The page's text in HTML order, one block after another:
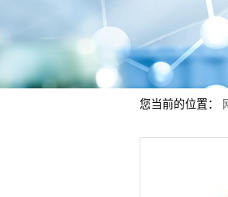
您当前的位置：